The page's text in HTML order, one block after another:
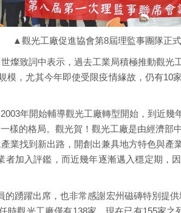
▲觀光工廠促進協會第8屆理監事團隊正式
燦致詞中表示，過去工業局積極推動觀
模，尤其今年即使受限疫情緣故，仍有
年開始輔導觀光工廠轉型開始，到近
樣的格局。觀光賀！觀光工廠是由經濟
業找到新出路，開創出兼具地方特色與
者加入評鑑，而近幾年逐漸邁入穩定期，
的踴躍出席，也非常感謝宏州磁磚特別提
時觀光工廠僅有138家，現在已有155家